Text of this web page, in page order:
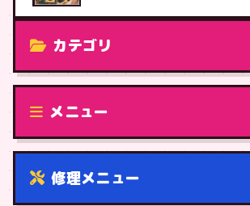
カテゴリ
修理（機種から）
メニュー
修理メニュー